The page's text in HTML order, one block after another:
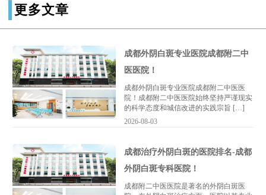
更多文章
成都外阴白斑专业医院成都附二中
医医院！
成都外阴白斑专业医院成都附二中医医
院！成都附二中医医院始终坚持严谨现实
的科学态度和城信改进的实践宗旨 […]
2026-08-03
成都治疗外阴白斑的医院排名-成都
外阴白斑专科医院！
成都附二中医医院是著名的外阴白斑医